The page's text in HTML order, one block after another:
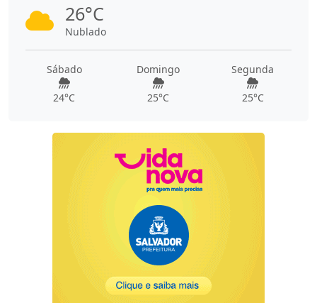
26°C
Nublado
Sábado
24°C
Domingo
25°C
Segunda
25°C